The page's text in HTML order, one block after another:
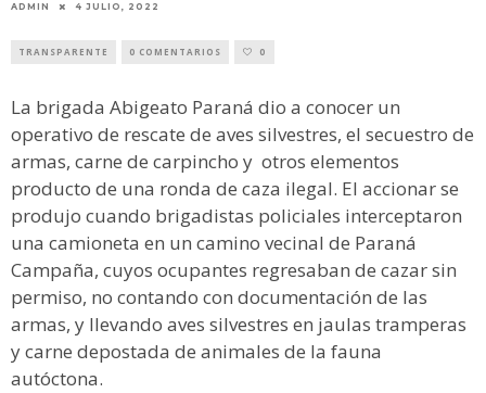
ADMIN 4 JULIO, 2022
TRANSPARENTE 0 COMENTARIOS 0
La brigada Abigeato Paraná dio a conocer un
operativo de rescate de aves silvestres, el secuestro de
armas, carne de carpincho y otros elementos
producto de una ronda de caza ilegal. El accionar se
produjo cuando brigadistas policiales interceptaron
una camioneta en un camino vecinal de Paraná
Campaña, cuyos ocupantes regresaban de cazar sin
permiso, no contando con documentación de las
armas, y llevando aves silvestres en jaulas tramperas
y carne depostada de animales de la fauna
autóctona.